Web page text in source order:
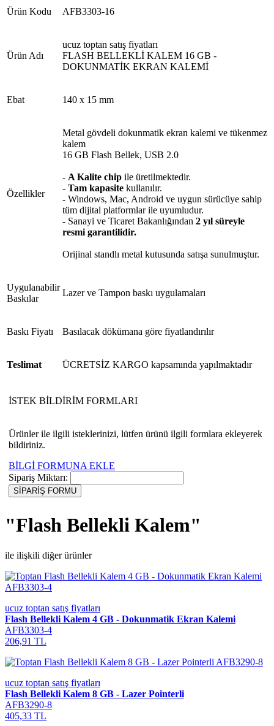
Ürün Kodu AFB3303-16
Ürün Adı
ucuz toptan satış fiyatları
FLASH BELLEKLİ KALEM 16 GB -
DOKUNMATİK EKRAN KALEMİ
Ebat 140 x 15 mm
Özellikler
Metal gövdeli dokunmatik ekran kalemi ve tükenmez
kalem
16 GB Flash Bellek, USB 2.0
- A Kalite chip ile üretilmektedir.
- Tam kapasite kullanılır.
- Windows, Mac, Android ve uygun sürücüye sahip
tüm dijital platformlar ile uyumludur.
- Sanayi ve Ticaret Bakanlığından 2 yıl süreyle
resmi garantilidir.
Orijinal standlı metal kutusunda satışa sunulmuştur.
Uygulanabilir
Baskılar
Lazer ve Tampon baskı uygulamaları
Baskı Fiyatı Basılacak dökümana göre fiyatlandırılır
Teslimat ÜCRETSİZ KARGO kapsamında yapılmaktadır
İSTEK BİLDİRİM FORMLARI
Ürünler ile ilgili isteklerinizi, lütfen ürünü ilgili formlara ekleyerek
bildiriniz.
BİLGİ FORMUNA EKLE
Sipariş Miktarı:
"Flash Bellekli Kalem"
ile ilişkili diğer ürünler
ucuz toptan satış fiyatları
Flash Bellekli Kalem 4 GB - Dokunmatik Ekran Kalemi
AFB3303-4
206,91 TL
ucuz toptan satış fiyatları
Flash Bellekli Kalem 8 GB - Lazer Pointerli
AFB3290-8
405,33 TL